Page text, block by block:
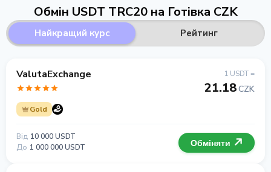
Обмін USDT TRC20 на Готівка CZK
Найкращий курс Рейтинг
ValutaExchange
Gold
1 USDT =
21.18CZK
Від 10 000 USDT
До 1 000 000 USDT Обміняти